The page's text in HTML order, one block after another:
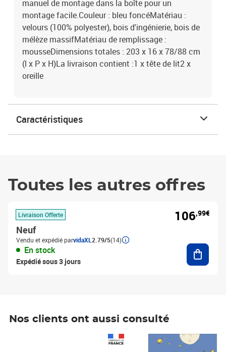
manuel de montage dans la boîte pour un
montage facile.Couleur : bleu foncéMatériau :
velours (100% polyester), bois d'ingénierie, bois de
mélèze massifMatériau de remplissage :
mousseDimensions totales : 203 x 16 x 78/88 cm
(l x P x H)La livraison contient :1 x tête de lit2 x
oreille
Caractéristiques
Toutes les autres offres
Livraison Offerte
Neuf
Vendu et expédié parvidaXL 2.79/5(14)
En stock
Expédié sous 3 jours
106,99€
Nos clients ont aussi consulté
Prix 7,50€